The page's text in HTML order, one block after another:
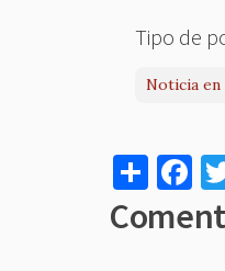
Tipo de
Noticia
S
h
ar
F
a
c